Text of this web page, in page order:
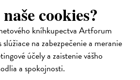
cookies?
kníhkupectva Artforum
na zabezpečenie a meranie
účely a zaistenie vášho
a spokojnosti.
novinka